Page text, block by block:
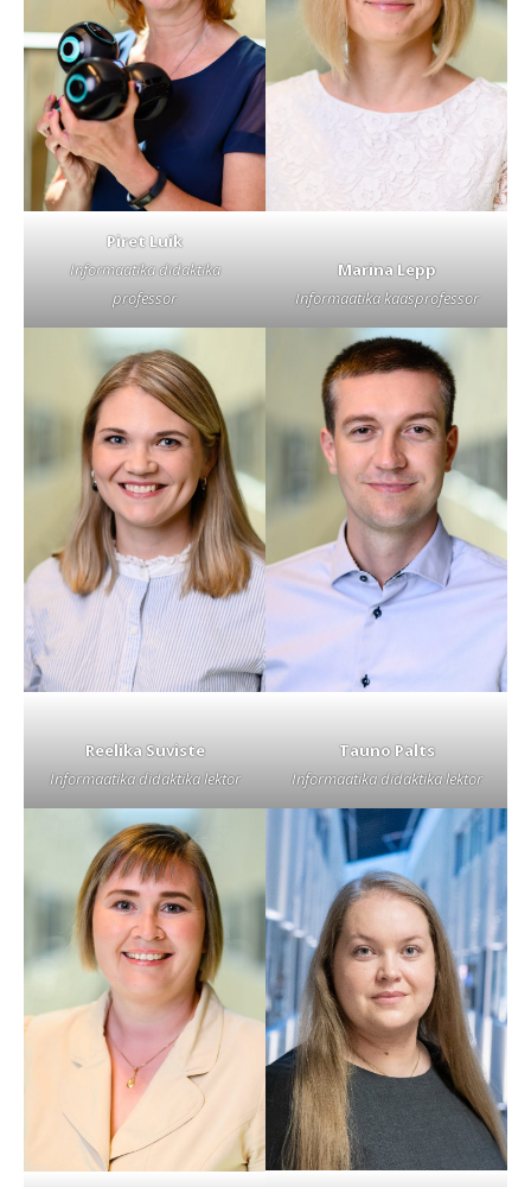
Piret Luik
Informaatika didaktika
professor
Marina Lepp
Informaatika kaasprofessor
Reelika Suviste
Informaatika didaktika lektor
Tauno Palts
Informaatika didaktika lektor